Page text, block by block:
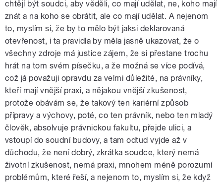
chtějí být soudci, aby věděli, co mají udělat, ne, koho mají
znát a na koho se obrátit, ale co mají udělat. A nejenom
to, myslím si, že by to mělo být jaksi deklarovaná
otevřenost, i ta pravidla by měla jasně ukazovat, že o
všechny zdroje má justice zájem, že si přestane trochu
hrát na tom svém písečku, a že možná se více podívá,
což já považuji opravdu za velmi důležité, na právníky,
kteří mají vnější praxi, a nějakou vnější zkušenost,
protože obávám se, že takový ten kariérní způsob
přípravy a výchovy, poté, co ten právník, nebo ten mladý
člověk, absolvuje právnickou fakultu, přejde ulici, a
vstoupí do soudní budovy, a tam odtud vyjde až v
důchodu, že není dobrý, zkrátka soudce, který nemá
životní zkušenost, nemá praxi, mnohem méně porozumí
problémům, které řeší, a nejenom to, myslím si, že když